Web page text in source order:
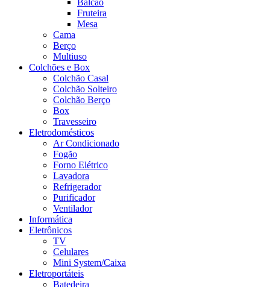
Balcão
Fruteira
Mesa
Cama
Berço
Multiuso
Colchões e Box
Colchão Casal
Colchão Solteiro
Colchão Berço
Box
Travesseiro
Eletrodomésticos
Ar Condicionado
Fogão
Forno Elétrico
Lavadora
Refrigerador
Purificador
Ventilador
Informática
Eletrônicos
TV
Celulares
Mini System/Caixa
Eletroportáteis
Batedeira